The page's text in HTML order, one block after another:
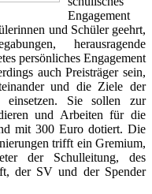
Engagement
und Schüler geehrt,
herausragende
persönliches Engagement
auch Preisträger sein,
und die Ziele der
einsetzen. Sie sollen zur
und Arbeiten für die
mit 300 Euro dotiert. Die
trifft ein Gremium,
der Schulleitung, des
der SV und der Spender